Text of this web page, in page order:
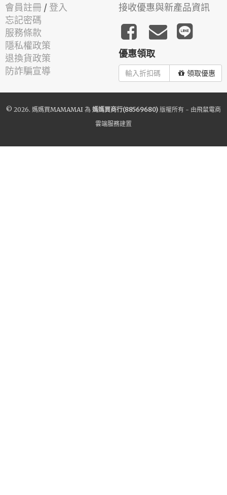
會員註冊 / 登入
忘記密碼
服務條款
隱私權政策
退換貨政策
防詐騙宣導
接收優惠與新產品資訊
優惠領取
領取優惠
© 2026. 媽媽買MAMAMAI 為 媽媽買商行(88569680) 版權所有 - 由飛鼠電商
雲端服務建置